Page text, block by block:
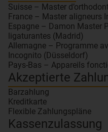
Suisse – Master
France – Master aligneurs
Espagne – Damon Master
ligaturantes (Madrid)
Allemagne – Programme
Incognito (Düsseldorf)
Pays-Bas – Appareils
Akzeptierte
Barzahlung
Kreditkarte
Flexible Zahlungspläne
Kassenzulassung